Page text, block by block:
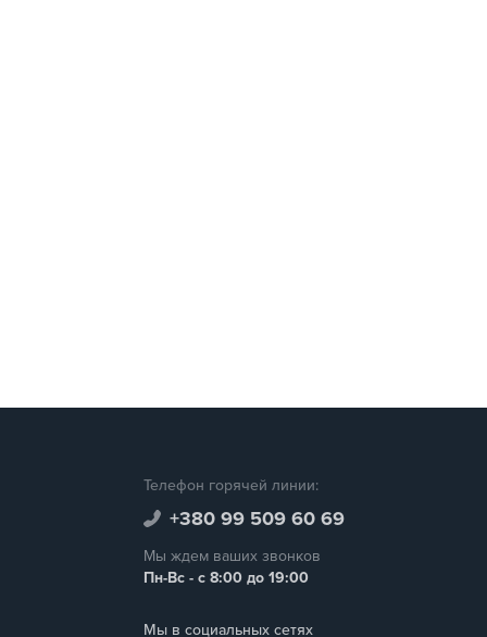
Телефон горячей линии:
+380 99 509 60 69
Мы ждем ваших звонков
Пн-Вс - с 8:00 до 19:00
Мы в социальных сетях